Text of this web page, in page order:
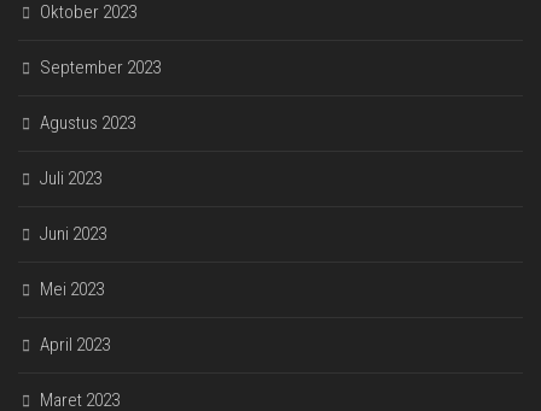
Oktober 2023
September 2023
Agustus 2023
Juli 2023
Juni 2023
Mei 2023
April 2023
Maret 2023